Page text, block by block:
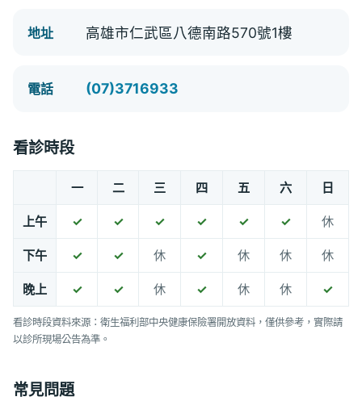
地址 高雄市仁武區八德南路570號1樓
電話 (07)3716933
看診時段
一 二 三 四 五 六 日
上午 ✓ ✓ ✓ ✓ ✓ ✓ 休
下午 ✓ ✓ 休 ✓ 休 休 休
晚上 ✓ ✓ 休 ✓ 休 休 ✓
看診時段資料來源：衛生福利部中央健康保險署開放資料，僅供參考，實際請
以診所現場公告為準。
常見問題